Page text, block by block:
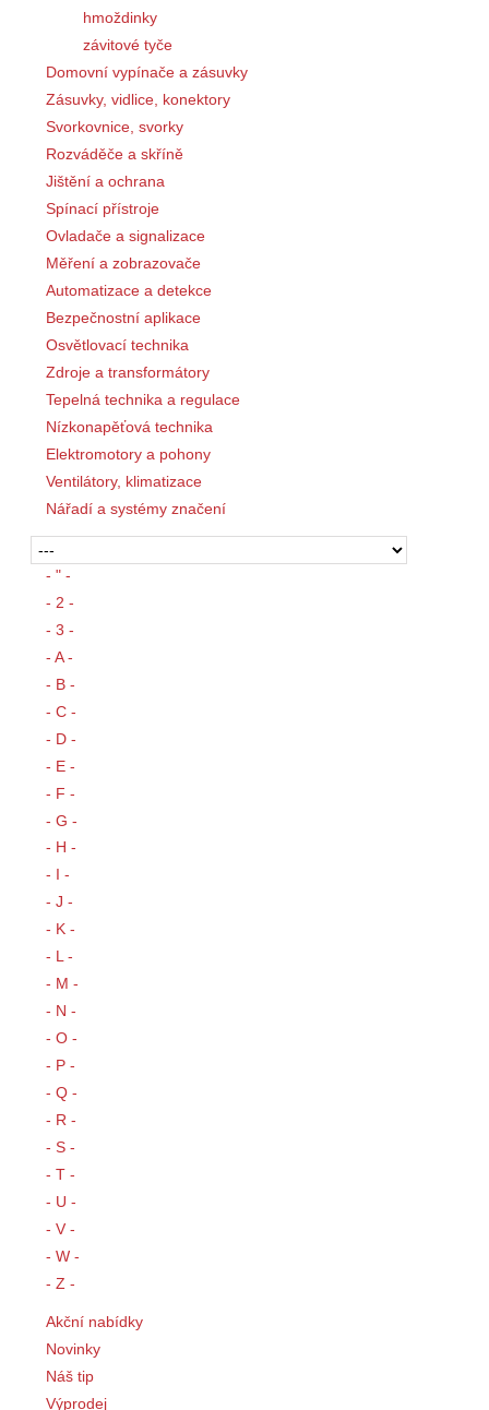
hmoždinky
závitové tyče
Domovní vypínače a zásuvky
Zásuvky, vidlice, konektory
Svorkovnice, svorky
Rozváděče a skříně
Jištění a ochrana
Spínací přístroje
Ovladače a signalizace
Měření a zobrazovače
Automatizace a detekce
Bezpečnostní aplikace
Osvětlovací technika
Zdroje a transformátory
Tepelná technika a regulace
Nízkonapěťová technika
Elektromotory a pohony
Ventilátory, klimatizace
Nářadí a systémy značení
- " -
- 2 -
- 3 -
- A -
- B -
- C -
- D -
- E -
- F -
- G -
- H -
- I -
- J -
- K -
- L -
- M -
- N -
- O -
- P -
- Q -
- R -
- S -
- T -
- U -
- V -
- W -
- Z -
Akční nabídky
Novinky
Náš tip
Výprodej